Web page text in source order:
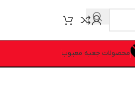
محصولات جعبه معیوب